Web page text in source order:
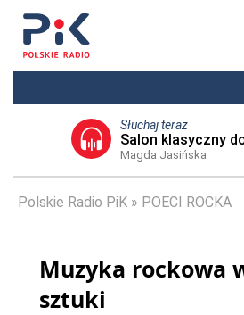
Słuchaj teraz
Salon klasyczny
Magda Jasińska
Polskie Radio PiK POECI ROCKA
Muzyka rockowa
sztuki